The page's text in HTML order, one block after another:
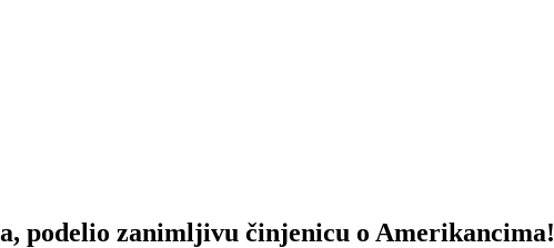
podelio zanimljivu činjenicu o Amerikancima!